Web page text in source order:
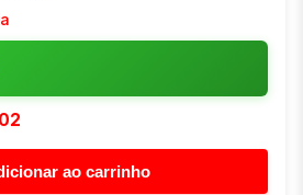
ao carrinho